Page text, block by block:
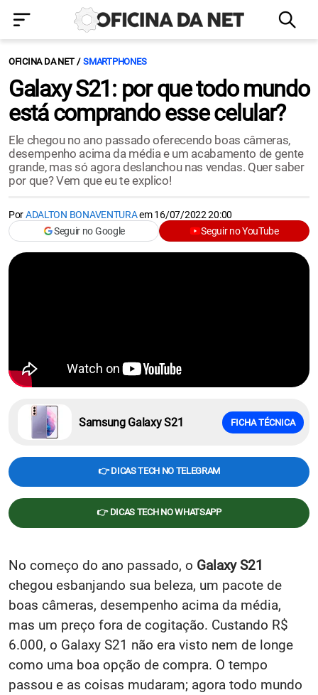
OFICINA DA NET SMARTPHONES
Galaxy S21: por que todo mundo
está comprando esse celular?
Ele chegou no ano passado oferecendo boas câmeras,
desempenho acima da média e um acabamento de gente
grande, mas só agora deslanchou nas vendas. Quer saber
por que? Vem que eu te explico!
PorADALTON BONAVENTURAem16/07/2022 20:00
Seguir no Google
Seguir no YouTube
Samsung Galaxy S21 FICHA TÉCNICA
👉 DICAS TECH NO TELEGRAM
👉 DICAS TECH NO WHATSAPP
No começo do ano passado, o Galaxy S21
chegou esbanjando sua beleza, um pacote de
boas câmeras, desempenho acima da média,
mas um preço fora de cogitação. Custando R$
6.000, o Galaxy S21 não era visto nem de longe
como uma boa opção de compra. O tempo
passou e as coisas mudaram; agora todo mundo